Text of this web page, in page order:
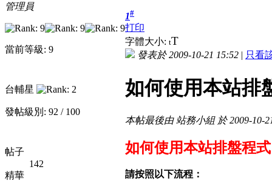
管理員
當前等級: 9
台輔星
發帖級別: 92 / 100
帖子
142
精華
1#
打印
字體大小: tT
發表於 2009-10-21 15:52 | 只看
如何使用本站排
本帖最後由 站務小組 於 2009-10-
如何使用本站排盤程式
請按照以下流程：